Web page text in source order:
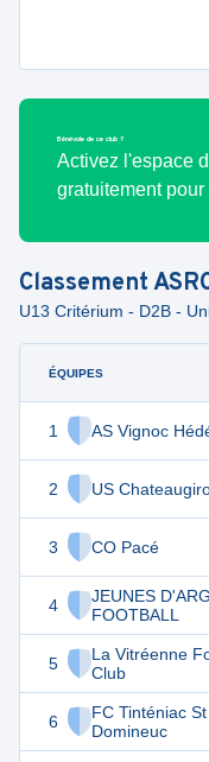
Bénévole de ce club ?
Activez l'espace
gratuitement pour
Classement
U13 Critérium - D2B -
ÉQUIPES
1 AS Vignoc
2 US
3 CO Pacé
4
JEUNES
FOOTBALL
5
La Vitréenne
Club
6
FC Tinténiac St
Domineuc